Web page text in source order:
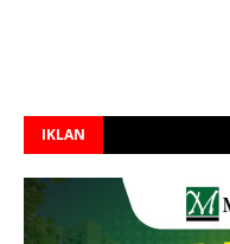
IKLAN